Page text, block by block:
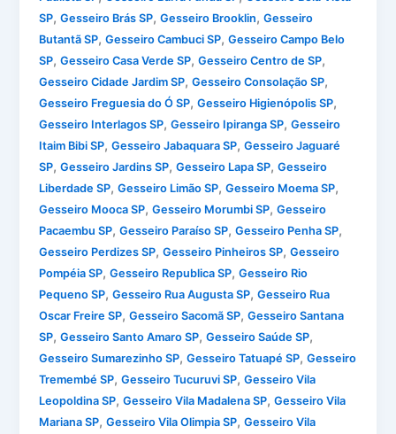
SP,Gesseiro Brás SP,Gesseiro Brooklin,Gesseiro
Butantã SP,Gesseiro Cambuci SP,Gesseiro Campo Belo
SP,Gesseiro Casa Verde SP,Gesseiro Centro de SP,
Gesseiro Cidade Jardim SP,Gesseiro Consolação SP,
Gesseiro Freguesia do Ó SP,Gesseiro Higienópolis SP,
Gesseiro Interlagos SP,Gesseiro Ipiranga SP,Gesseiro
Itaim Bibi SP,Gesseiro Jabaquara SP,Gesseiro Jaguaré
SP,Gesseiro Jardins SP,Gesseiro Lapa SP,Gesseiro
Liberdade SP,Gesseiro Limão SP,Gesseiro Moema SP,
Gesseiro Mooca SP,Gesseiro Morumbi SP,Gesseiro
Pacaembu SP,Gesseiro Paraíso SP,Gesseiro Penha SP,
Gesseiro Perdizes SP,Gesseiro Pinheiros SP,Gesseiro
Pompéia SP,Gesseiro Republica SP,Gesseiro Rio
Pequeno SP,Gesseiro Rua Augusta SP,Gesseiro Rua
Oscar Freire SP,Gesseiro Sacomã SP,Gesseiro Santana
SP,Gesseiro Santo Amaro SP,Gesseiro Saúde SP,
Gesseiro Sumarezinho SP,Gesseiro Tatuapé SP,Gesseiro
Tremembé SP,Gesseiro Tucuruvi SP,Gesseiro Vila
Leopoldina SP,Gesseiro Vila Madalena SP,Gesseiro Vila
Mariana SP,Gesseiro Vila Olimpia SP,Gesseiro Vila